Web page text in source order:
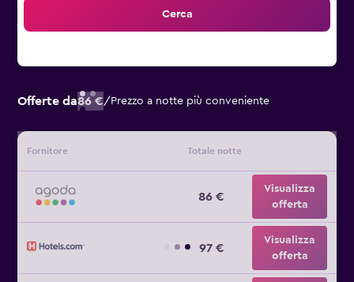
Cerca
Offerte da86 €/ Prezzo a notte più conveniente
Fornitore Totale notte
86 €
Visualizza
offerta
97 €
Visualizza
offerta